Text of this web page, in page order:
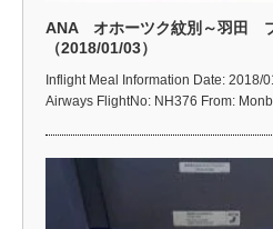
ANA オホーツク紋別～羽田
（2018/01/03）
Inflight Meal Information Date: 2018/
Airways FlightNo: NH376 From: